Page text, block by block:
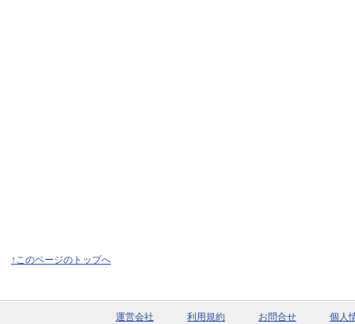
↑このページのトップへ
運営会社 利用規約 お問合せ 個人